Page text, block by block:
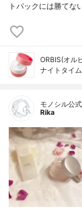
トパックには勝てな
ORBIS(オル
ナイトタイ
モノシル公
Rika